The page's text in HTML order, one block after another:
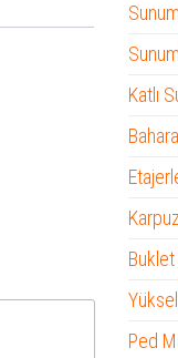
Katlı
Ped